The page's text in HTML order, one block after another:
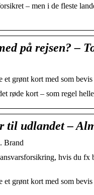
– men i de fleste
på rejsen? –
grønt kort med som
røde kort – som regel
til udlandet –
Brand
hvis du
grønt kort med som